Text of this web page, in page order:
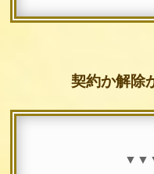
契約か解除